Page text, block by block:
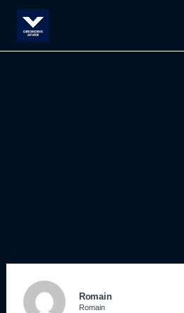
Romain
Romain